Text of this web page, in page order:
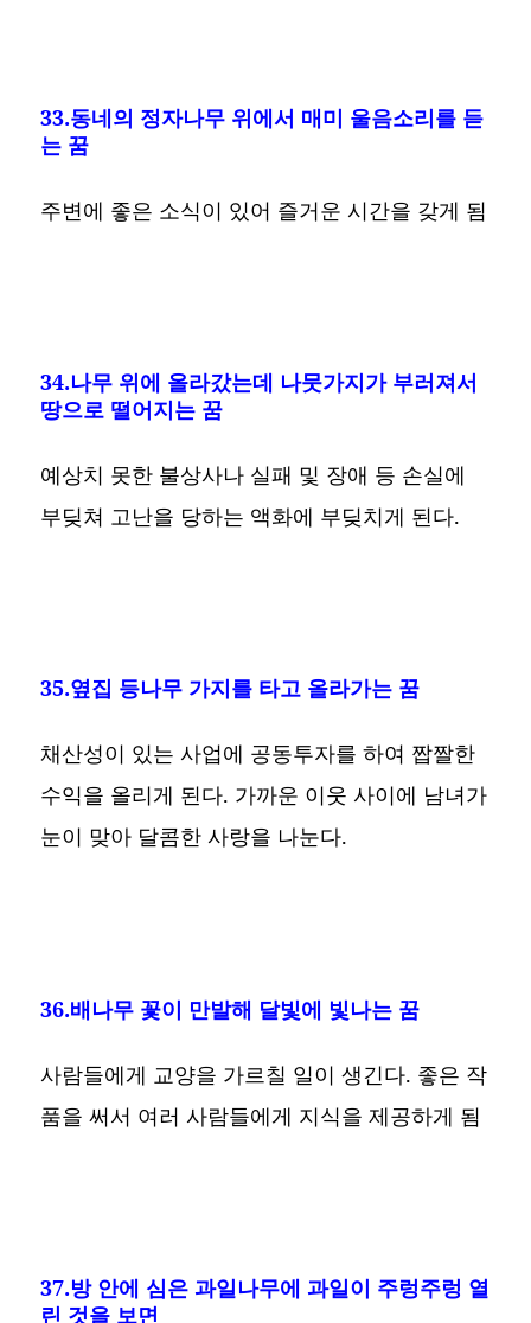
33.동네의 정자나무 위에서 매미 울음소리를 듣
는 꿈
주변에 좋은 소식이 있어 즐거운 시간을 갖게 됨
34.나무 위에 올라갔는데 나뭇가지가 부러져서
땅으로 떨어지는 꿈
예상치 못한 불상사나 실패 및 장애 등 손실에
부딪쳐 고난을 당하는 액화에 부딪치게 된다.
35.옆집 등나무 가지를 타고 올라가는 꿈
채산성이 있는 사업에 공동투자를 하여 짭짤한
수익을 올리게 된다. 가까운 이웃 사이에 남녀가
눈이 맞아 달콤한 사랑을 나눈다.
36.배나무 꽃이 만발해 달빛에 빛나는 꿈
사람들에게 교양을 가르칠 일이 생긴다. 좋은 작
품을 써서 여러 사람들에게 지식을 제공하게 됨
37.방 안에 심은 과일나무에 과일이 주렁주렁 열
린 것을 보면